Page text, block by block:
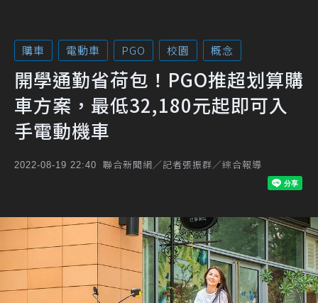
購車 電動車 PGO 校園 概念
開學通勤省荷包！PGO推超划算購
車方案，最低32,180元起即可入
手電動機車
2022-08-19 22:40 聯合新聞網／記者張振群／綜合報導